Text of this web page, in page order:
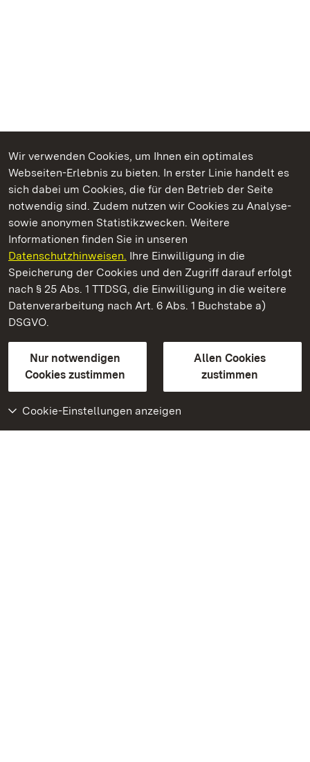
Wir verwenden Cookies, um Ihnen ein optimales
Webseiten-Erlebnis zu bieten. In erster Linie handelt es
sich dabei um Cookies, die für den Betrieb der Seite
notwendig sind. Zudem nutzen wir Cookies zu Analyse-
sowie anonymen Statistikzwecken. Weitere
Informationen finden Sie in unseren
Datenschutzhinweisen. Ihre Einwilligung in die
Speicherung der Cookies und den Zugriff darauf erfolgt
nach § 25 Abs. 1 TTDSG, die Einwilligung in die weitere
Datenverarbeitung nach Art. 6 Abs. 1 Buchstabe a)
DSGVO.
Nur notwendigen
Cookies zustimmen
Allen Cookies
zustimmen
Cookie-Einstellungen anzeigen
Kommen. Staunen. Genießen.
Staatliche Schlösser und Gärten Baden‑Württemberg
Staatliche Schlösser und Gärten Baden-Württemberg
Kontakt
GebärdenspracheLeichte Sprache
Erklärung zur Barrierefreiheit
BITV-konform (geprüfte Seiten)
Weiteres